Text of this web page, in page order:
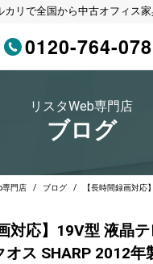
カリで全国から中古オフィス
0120-764-078
リスタWeb専門店
ブログ
専門店 ブログ 【長時間録画対応】19V型 液晶テレ
対応】19V型 液晶
オス SHARP 2012年